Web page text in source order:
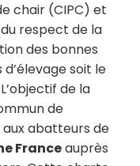
chair (CIPC) et
respect de la
des bonnes
soit le
de la
de
abatteurs de
Franceauprès